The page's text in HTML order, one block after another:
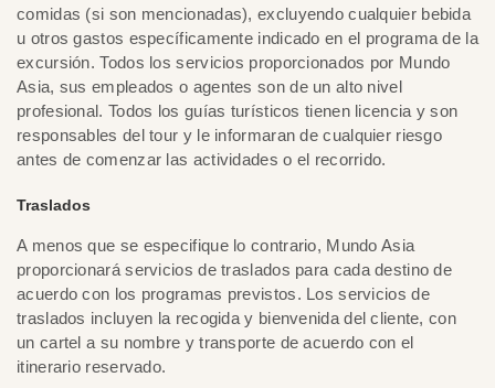
comidas (si son mencionadas), excluyendo cualquier bebida
u otros gastos específicamente indicado en el programa de la
excursión. Todos los servicios proporcionados por Mundo
Asia, sus empleados o agentes son de un alto nivel
profesional. Todos los guías turísticos tienen licencia y son
responsables del tour y le informaran de cualquier riesgo
antes de comenzar las actividades o el recorrido.
Traslados
A menos que se especifique lo contrario, Mundo Asia
proporcionará servicios de traslados para cada destino de
acuerdo con los programas previstos. Los servicios de
traslados incluyen la recogida y bienvenida del cliente, con
un cartel a su nombre y transporte de acuerdo con el
itinerario reservado.